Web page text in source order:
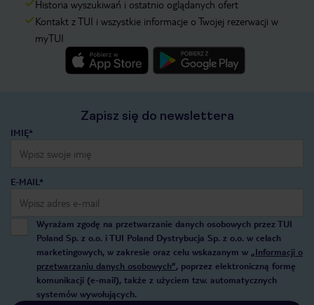
Historia wyszukiwań i ostatnio oglądanych ofert
Kontakt z TUI i wszystkie informacje o Twojej rezerwacji w
myTUI
Zapisz się do newslettera
IMIĘ*
E-MAIL*
Wyrażam zgodę na przetwarzanie danych osobowych przez TUI
Poland Sp. z o.o. i TUI Poland Dystrybucja Sp. z o.o. w celach
marketingowych, w zakresie oraz celu wskazanym w „Informacji o
przetwarzaniu danych osobowych”, poprzez elektroniczną formę
komunikacji (e-mail), także z użyciem tzw. automatycznych
systemów wywołujących.